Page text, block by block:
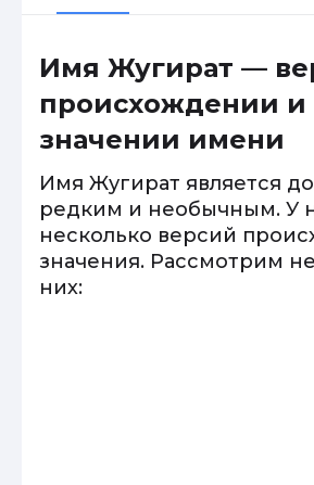
Имя Жугират —
происхождении и
значении имени
Имя Жугират является
редким и необычным. У
несколько версий
значения. Рассмотрим
них: